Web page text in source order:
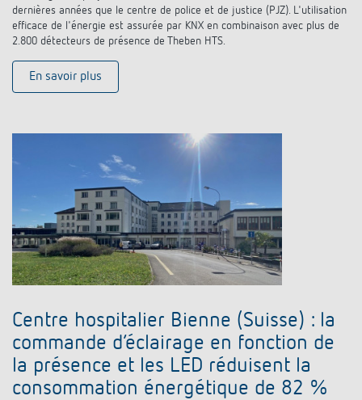
dernières années que le centre de police et de justice (PJZ). L'utilisation
efficace de l'énergie est assurée par KNX en combinaison avec plus de
2.800 détecteurs de présence de Theben HTS.
En savoir plus
Centre hospitalier Bienne (Suisse) : la
commande d’éclairage en fonction de
la présence et les LED réduisent la
consommation énergétique de 82 %